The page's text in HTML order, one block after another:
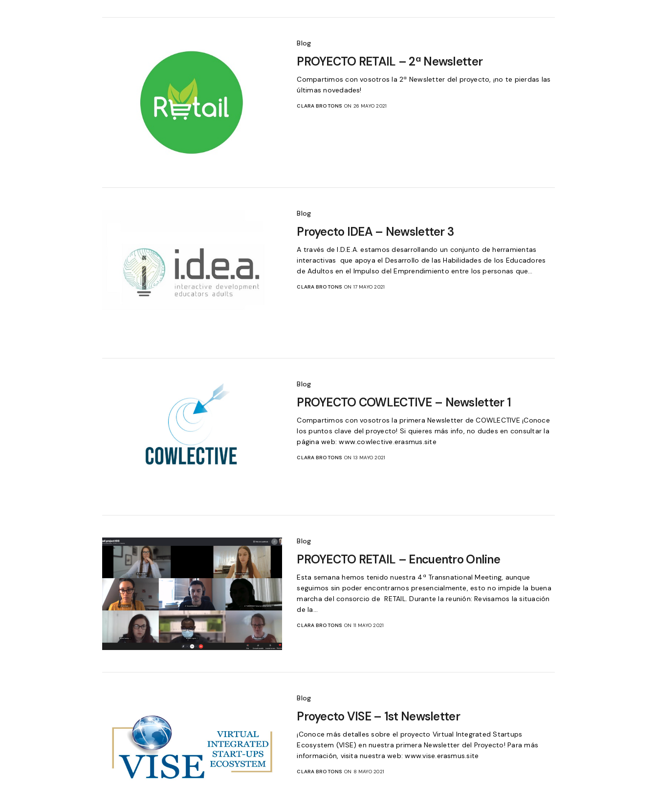
Blog
PROYECTO RETAIL – 2ª Newsletter
Compartimos con vosotros la 2ª Newsletter del proyecto, ¡no te pierdas las
últimas novedades!
CLARA BROTONS ON 26 MAYO 2021
Blog
Proyecto IDEA – Newsletter 3
A través de I.D.E.A. estamos desarrollando un conjunto de herramientas
interactivas que apoya el Desarrollo de las Habilidades de los Educadores
de Adultos en el Impulso del Emprendimiento entre los personas que…
CLARA BROTONS ON 17 MAYO 2021
Blog
PROYECTO COWLECTIVE – Newsletter 1
Compartimos con vosotros la primera Newsletter de COWLECTIVE ¡Conoce
los puntos clave del proyecto! Si quieres más info, no dudes en consultar la
página web: www.cowlective.erasmus.site
CLARA BROTONS ON 13 MAYO 2021
Blog
PROYECTO RETAIL – Encuentro Online
Esta semana hemos tenido nuestra 4ª Transnational Meeting, aunque
seguimos sin poder encontrarnos presencialmente, esto no impide la buena
marcha del consorcio de RETAIL. Durante la reunión: Revisamos la situación
de la…
CLARA BROTONS ON 11 MAYO 2021
Blog
Proyecto VISE – 1st Newsletter
¡Conoce más detalles sobre el proyecto Virtual Integrated Startups
Ecosystem (VISE) en nuestra primera Newsletter del Proyecto! Para más
información, visita nuestra web: www.vise.erasmus.site
CLARA BROTONS ON 8 MAYO 2021